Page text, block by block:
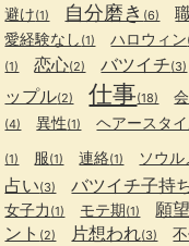
避け(1) 自分磨き (6)
愛経験なし (1) ハロウィン
(1) 恋心(2) バツイチ(3)
ップル(2) 仕事(18)
(4) 異性(1) ヘアースタ
(1) 服(1) 連絡(1) ソウル
占い(3) バツイチ子持
女子力 (1) モテ期(1) 願望
ント (2) 片想われ(3)